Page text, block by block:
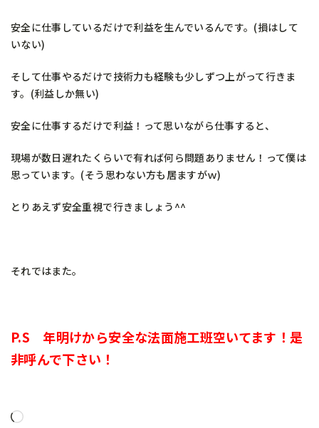
安全に仕事しているだけで利益を生んでいるんです。(損はして
いない)
そして仕事やるだけで技術力も経験も少しずつ上がって行きま
す。(利益しか無い)
安全に仕事するだけで利益！って思いながら仕事すると、
現場が数日遅れたくらいで有れば何ら問題ありません！って僕は
思っています。(そう思わない方も居ますがｗ)
とりあえず安全重視で行きましょう^^
それではまた。
P.S 年明けから安全な法面施工班空いてます！是
非呼んで下さい！
読